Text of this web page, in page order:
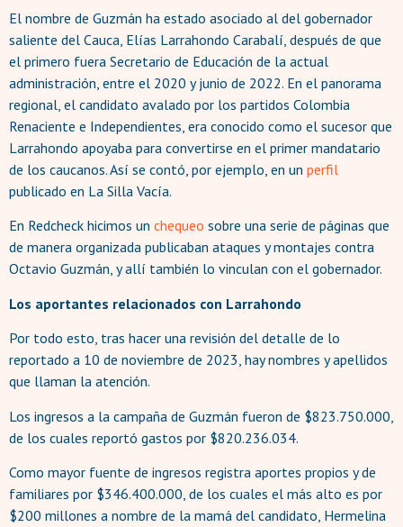
El nombre de Guzmán ha estado asociado al del gobernador
saliente del Cauca, Elías Larrahondo Carabalí, después de que
el primero fuera Secretario de Educación de la actual
administración, entre el 2020 y junio de 2022. En el panorama
regional, el candidato avalado por los partidos Colombia
Renaciente e Independientes, era conocido como el sucesor que
Larrahondo apoyaba para convertirse en el primer mandatario
de los caucanos. Así se contó, por ejemplo, en un perfil
publicado en La Silla Vacía.
En Redcheck hicimos un chequeo sobre una serie de páginas que
de manera organizada publicaban ataques y montajes contra
Octavio Guzmán, y allí también lo vinculan con el gobernador.
Los aportantes relacionados con Larrahondo
Por todo esto, tras hacer una revisión del detalle de lo
reportado a 10 de noviembre de 2023, hay nombres y apellidos
que llaman la atención.
Los ingresos a la campaña de Guzmán fueron de $823.750.000,
de los cuales reportó gastos por $820.236.034.
Como mayor fuente de ingresos registra aportes propios y de
familiares por $346.400.000, de los cuales el más alto es por
$200 millones a nombre de la mamá del candidato, Hermelina